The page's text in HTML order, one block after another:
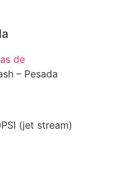
de
– Pesada
(jet stream)